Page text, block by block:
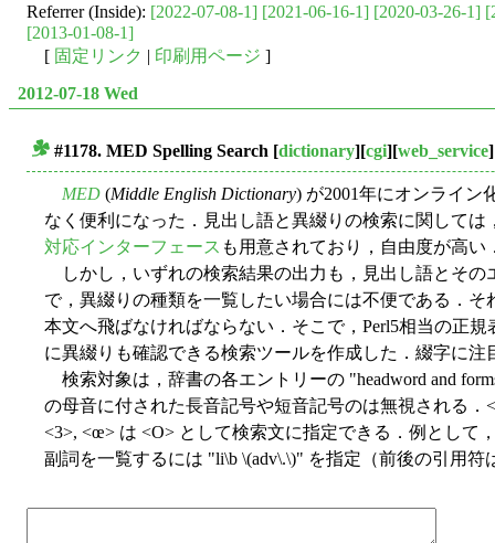
Referrer (Inside): [2022-07-08-1] [2021-06-16-1] [2020-03-26-1]
[2013-01-08-1]
[ 固定リンク | 印刷用ページ ]
2012-07-18 Wed
#1178. MED Spelling Search [dictionary][cgi][web_service]
MED (Middle English Dictionary) が2001年にオンライン
なく便利になった．見出し語と異綴りの検索に関しては
対応インターフェース も用意されており，自由度が高い
しかし，いずれの検索結果の出力も，見出し語とその
で，異綴りの種類を一覧したい場合には不便である．
本文へ飛ばなければならない．そこで，Perl5相当の正
に異綴りも確認できる検索ツールを作成した．綴字に注
検索対象は，辞書の各エントリーの "headword and
の母音に付された長音記号や短音記号のは無視される．
<3>, <œ> は <O> として検索文に指定できる．例として
副詞を一覧するには "li\b \(adv\.\)" を指定（前後の引用符